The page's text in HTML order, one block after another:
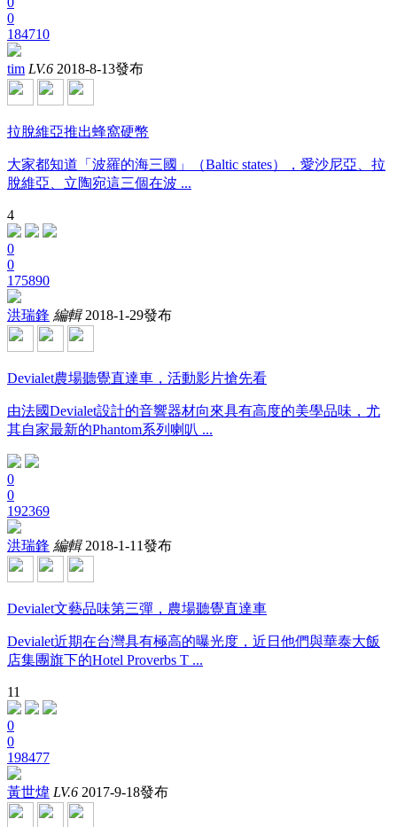
0
184710
tim LV.6 2018-8-13發布
拉脫維亞推出蜂窩硬幣
大家都知道「波羅的海三國」（Baltic states），愛沙尼亞、拉
脫維亞、立陶宛這三個在波 ...
4
0
0
175890
洪瑞鋒 編輯 2018-1-29發布
Devialet農場聽覺直達車，活動影片搶先看
由法國Devialet設計的音響器材向來具有高度的美學品味，尤
其自家最新的Phantom系列喇叭 ...
0
0
192369
洪瑞鋒 編輯 2018-1-11發布
Devialet文藝品味第三彈，農場聽覺直達車
Devialet近期在台灣具有極高的曝光度，近日他們與華泰大飯
店集團旗下的Hotel Proverbs T ...
11
0
0
198477
黃世煒 LV.6 2017-9-18發布